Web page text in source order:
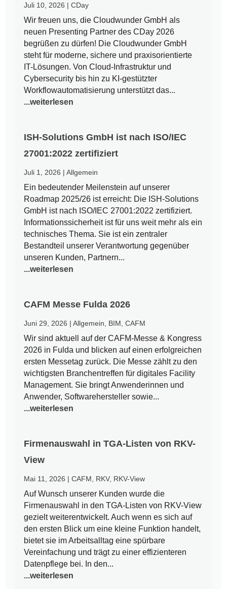
Juli 10, 2026 |CDay
Wir freuen uns, die Cloudwunder GmbH als
neuen Presenting Partner des CDay 2026
begrüßen zu dürfen! Die Cloudwunder GmbH
steht für moderne, sichere und praxisorientierte
IT-Lösungen. Von Cloud-Infrastruktur und
Cybersecurity bis hin zu KI-gestützter
Workflowautomatisierung unterstützt das...
...weiterlesen
ISH-Solutions GmbH ist nach ISO/IEC
27001:2022 zertifiziert
Juli 1, 2026 |Allgemein
Ein bedeutender Meilenstein auf unserer
Roadmap 2025/26 ist erreicht: Die ISH-Solutions
GmbH ist nach ISO/IEC 27001:2022 zertifiziert.
Informationssicherheit ist für uns weit mehr als ein
technisches Thema. Sie ist ein zentraler
Bestandteil unserer Verantwortung gegenüber
unseren Kunden, Partnern...
...weiterlesen
CAFM Messe Fulda 2026
Juni 29, 2026 |Allgemein BIM ,CAFM
Wir sind aktuell auf der CAFM-Messe & Kongress
2026 in Fulda und blicken auf einen erfolgreichen
ersten Messetag zurück. Die Messe zählt zu den
wichtigsten Branchentreffen für digitales Facility
Management. Sie bringt Anwenderinnen und
Anwender, Softwarehersteller sowie...
...weiterlesen
Firmenauswahl in TGA-Listen von RKV-
View
Mai 11, 2026 |CAFM RKV, RKV-View
Auf Wunsch unserer Kunden wurde die
Firmenauswahl in den TGA-Listen von RKV-View
gezielt weiterentwickelt. Auch wenn es sich auf
den ersten Blick um eine kleine Funktion handelt,
bietet sie im Arbeitsalltag eine spürbare
Vereinfachung und trägt zu einer effizienteren
Datenpflege bei. In den...
...weiterlesen